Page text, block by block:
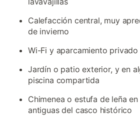
Calefacción central, muy
de invierno
Wi-Fi y aparcamiento
Jardín o patio exterior, y en
piscina compartida
Chimenea o estufa de leña
antiguas del casco histórico